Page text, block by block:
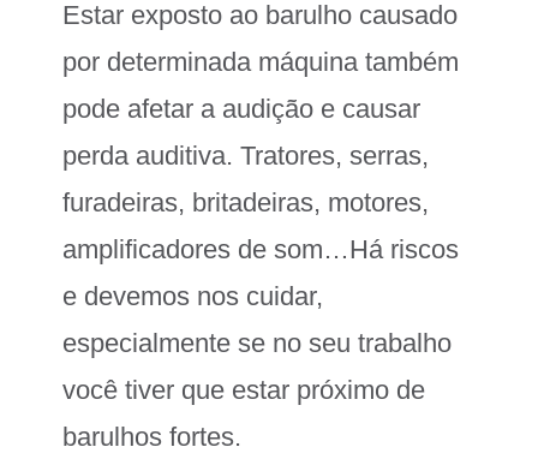
Estar exposto ao barulho causado
por determinada máquina também
pode afetar a audição e causar
perda auditiva. Tratores, serras,
furadeiras, britadeiras, motores,
amplificadores de som…Há riscos
e devemos nos cuidar,
especialmente se no seu trabalho
você tiver que estar próximo de
barulhos fortes.